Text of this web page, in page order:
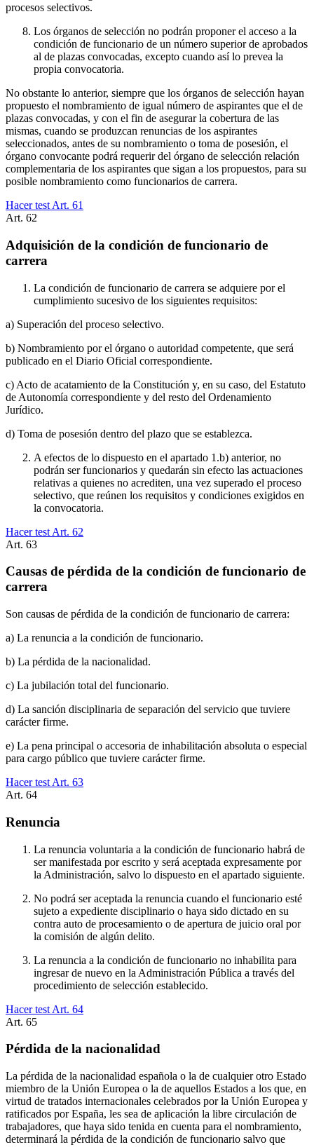
procesos selectivos.
Los órganos de selección no podrán proponer el acceso a la
condición de funcionario de un número superior de aprobados
al de plazas convocadas, excepto cuando así lo prevea la
propia convocatoria.
No obstante lo anterior, siempre que los órganos de selección hayan
propuesto el nombramiento de igual número de aspirantes que el de
plazas convocadas, y con el fin de asegurar la cobertura de las
mismas, cuando se produzcan renuncias de los aspirantes
seleccionados, antes de su nombramiento o toma de posesión, el
órgano convocante podrá requerir del órgano de selección relación
complementaria de los aspirantes que sigan a los propuestos, para su
posible nombramiento como funcionarios de carrera.
Hacer test Art. 61
Art. 62
Adquisición de la condición de funcionario de
carrera
La condición de funcionario de carrera se adquiere por el
cumplimiento sucesivo de los siguientes requisitos:
a) Superación del proceso selectivo.
b) Nombramiento por el órgano o autoridad competente, que será
publicado en el Diario Oficial correspondiente.
c) Acto de acatamiento de la Constitución y, en su caso, del Estatuto
de Autonomía correspondiente y del resto del Ordenamiento
Jurídico.
d) Toma de posesión dentro del plazo que se establezca.
A efectos de lo dispuesto en el apartado 1.b) anterior, no
podrán ser funcionarios y quedarán sin efecto las actuaciones
relativas a quienes no acrediten, una vez superado el proceso
selectivo, que reúnen los requisitos y condiciones exigidos en
la convocatoria.
Hacer test Art. 62
Art. 63
Causas de pérdida de la condición de funcionario de
carrera
Son causas de pérdida de la condición de funcionario de carrera:
a) La renuncia a la condición de funcionario.
b) La pérdida de la nacionalidad.
c) La jubilación total del funcionario.
d) La sanción disciplinaria de separación del servicio que tuviere
carácter firme.
e) La pena principal o accesoria de inhabilitación absoluta o especial
para cargo público que tuviere carácter firme.
Hacer test Art. 63
Art. 64
Renuncia
La renuncia voluntaria a la condición de funcionario habrá de
ser manifestada por escrito y será aceptada expresamente por
la Administración, salvo lo dispuesto en el apartado siguiente.
No podrá ser aceptada la renuncia cuando el funcionario esté
sujeto a expediente disciplinario o haya sido dictado en su
contra auto de procesamiento o de apertura de juicio oral por
la comisión de algún delito.
La renuncia a la condición de funcionario no inhabilita para
ingresar de nuevo en la Administración Pública a través del
procedimiento de selección establecido.
Hacer test Art. 64
Art. 65
Pérdida de la nacionalidad
La pérdida de la nacionalidad española o la de cualquier otro Estado
miembro de la Unión Europea o la de aquellos Estados a los que, en
virtud de tratados internacionales celebrados por la Unión Europea y
ratificados por España, les sea de aplicación la libre circulación de
trabajadores, que haya sido tenida en cuenta para el nombramiento,
determinará la pérdida de la condición de funcionario salvo que